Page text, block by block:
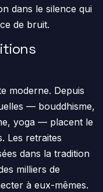
dans le silence qui
de bruit.
moderne. Depuis
— bouddhisme,
yoga — placent le
Les retraites
dans la tradition
milliers de
à eux-mêmes.